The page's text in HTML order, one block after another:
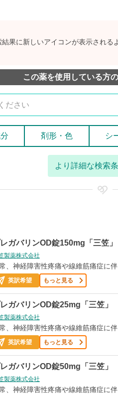
果に新しいアイコンが表示される
この薬を使用している方
剤形・色 シ
より詳細な検索
ガバリンOD錠150mg「三笠」
製薬株式会社
、神経障害性疼痛や線維筋痛症に
英訳希望 もっと見る
ガバリンOD錠25mg「三笠」
製薬株式会社
、神経障害性疼痛や線維筋痛症に
英訳希望 もっと見る
ガバリンOD錠50mg「三笠」
製薬株式会社
、神経障害性疼痛や線維筋痛症に